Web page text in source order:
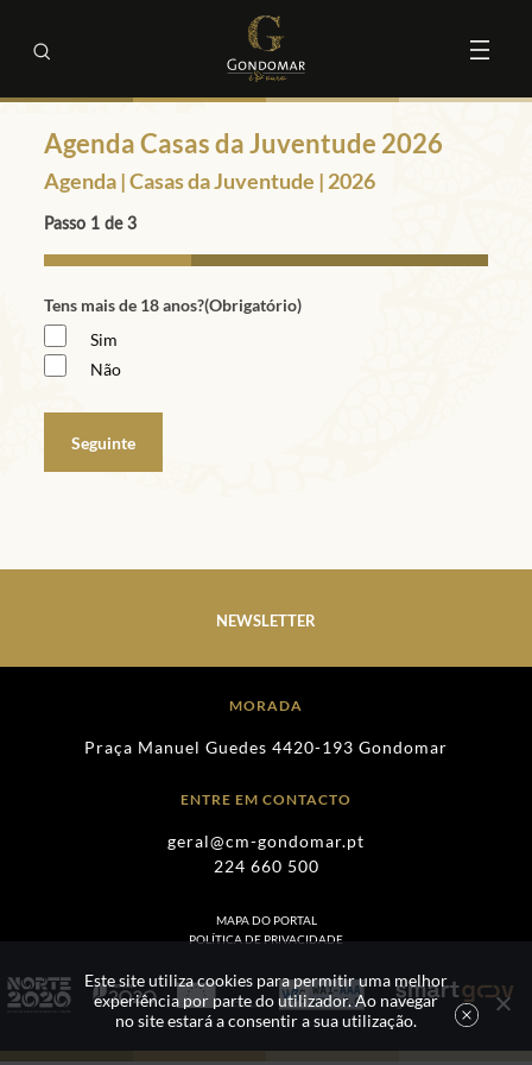
Agenda Casas da Juventude 2026
Agenda | Casas da Juventude | 2026
Passo 1 de3
33%
Tens mais de 18 anos?(Obrigatório)
Sim
Não
NEWSLETTER
MORADA
Praça Manuel Guedes 4420-193 Gondomar
ENTRE EM CONTACTO
geral@cm-gondomar.pt
224 660 500
MAPA DO PORTAL
POLÍTICA DE PRIVACIDADE
Este site utiliza cookies para permitir uma melhor
experiência por parte do utilizador. Ao navegar
no site estará a consentir a sua utilização.